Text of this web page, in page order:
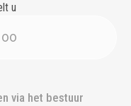
u
via het bestuur